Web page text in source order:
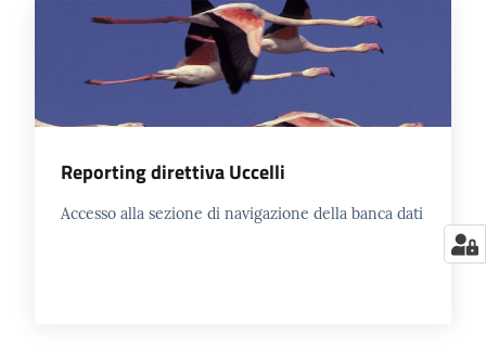
Reporting direttiva Uccelli
Accesso alla sezione di navigazione della banca dati